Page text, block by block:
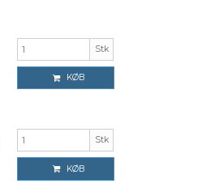
Stk
KØB
Stk
KØB